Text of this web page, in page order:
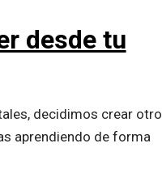
desde tu
decidimos crear otro
aprendiendo de forma